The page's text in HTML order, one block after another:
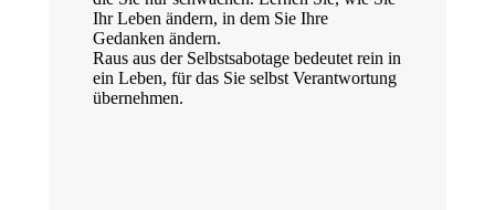
Ihr Leben ändern, in dem Sie Ihre
Gedanken ändern.
Raus aus der Selbstsabotage bedeutet rein in
ein Leben, für das Sie selbst Verantwortung
übernehmen.